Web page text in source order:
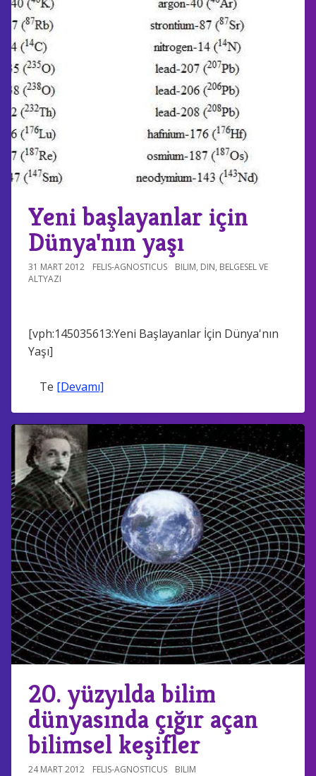
Yeni başlayanlar için
Dünya'nın yaşı
31 MART 2012 FELIS-AGNOSTICUS BILIM, DIN, BELGESEL VE
ALTYAZI
[vph:145035613:Yeni Başlayanlar İçin Dünya'nın
Yaşı]
Te [Devamı]
20. yüzyılda bilim
dünyasında çığır açan
bilimsel keşifler
24 MART 2012 FELIS-AGNOSTICUS BILIM